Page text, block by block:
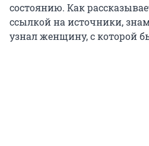
состоянию. Как
ссылкой на источники,
узнал женщину, с которой